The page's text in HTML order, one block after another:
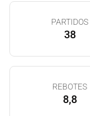
PARTIDOS
38
REBOTES
8,8